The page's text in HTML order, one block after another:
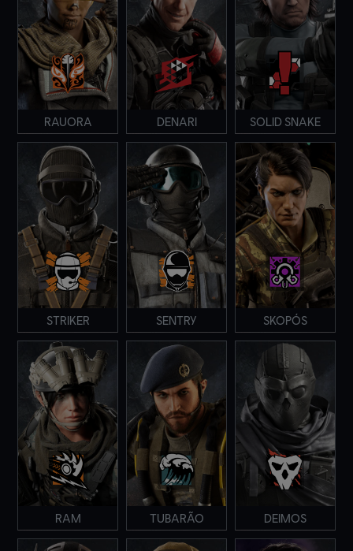
SOLID SNAKE
DENARI
RAUORA
SKOPÓS
SENTRY
STRIKER
DEIMOS
TUBARÃO
RAM